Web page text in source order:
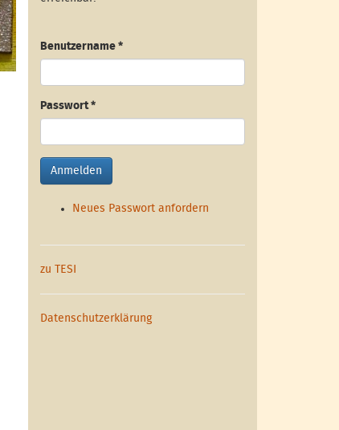
Benutzername *
Passwort*
Anmelden
Neues Passwort anfordern
zu TESI
Datenschutzerklärung